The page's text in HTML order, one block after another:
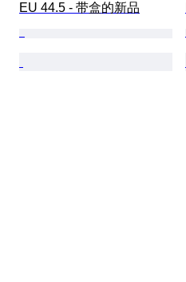
EU 44.5 - 带盒的新品